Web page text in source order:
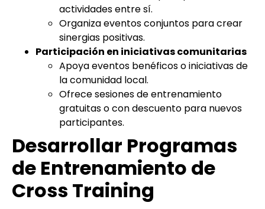
actividades entre sí.
Organiza eventos conjuntos para crear
sinergias positivas.
Participación en iniciativas comunitarias
Apoya eventos benéficos o iniciativas de
la comunidad local.
Ofrece sesiones de entrenamiento
gratuitas o con descuento para nuevos
participantes.
Desarrollar Programas
de Entrenamiento de
Cross Training